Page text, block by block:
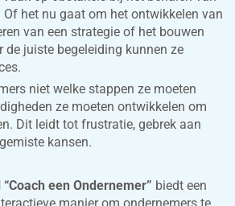
Of het nu gaat om het ontwikkelen van
van een strategie of het bouwen
de juiste begeleiding kunnen ze
niet welke stappen ze moeten
ze moeten ontwikkelen om
Dit leidt tot frustratie, gebrek aan
kansen.
een Ondernemer” biedt een